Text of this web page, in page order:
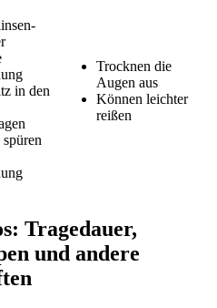
in den
Trocknen die
Augen aus
Können leichter
reißen
Tragedauer,
und andere